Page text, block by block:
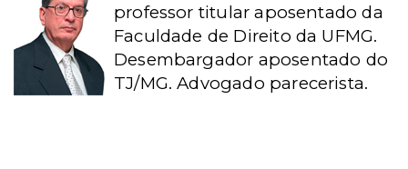
professor titular aposentado da
Faculdade de Direito da UFMG.
Desembargador aposentado do
TJ/MG. Advogado parecerista.